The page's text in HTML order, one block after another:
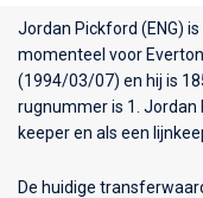
Jordan Pickford (ENG)
momenteel voor Everton
(1994/03/07) en hij is
rugnummer is 1. Jordan
keeper en als een
De huidige